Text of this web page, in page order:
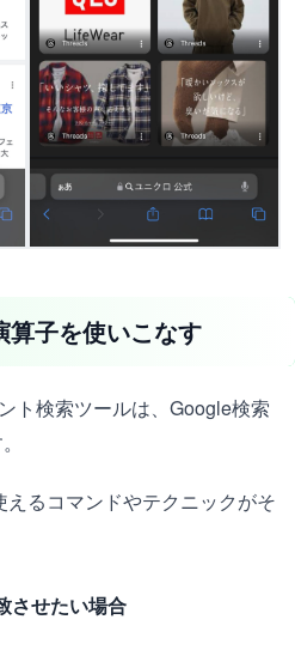
子を使いこなす
ト検索ツールは、Google検索
るコマンドやテクニックがそ
させたい場合